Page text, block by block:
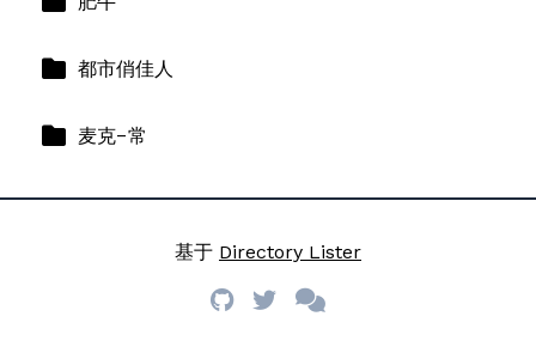
都市俏佳人
麦克-常
基于 Directory Lister